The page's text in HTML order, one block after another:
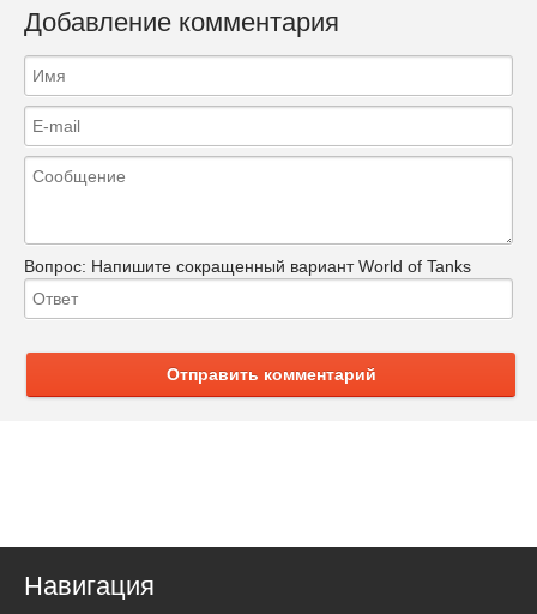
Добавление комментария
Вопрос: Напишите сокращенный вариант World of Tanks
Отправить комментарий
Навигация